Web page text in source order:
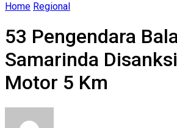
Home Regional
53 Pengendara
Samarinda
Motor 5 Km